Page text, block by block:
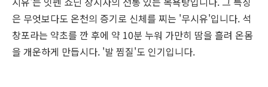
은 무엇보다도 온천의 증기로 신체를 찌는 '무시유'입니다. 석
창포라는 약초를 깐 후에 약 10분 누워 가만히 땀을 흘려 온몸
을 개운하게 만듭시다. '발 찜질'도 인기입니다.